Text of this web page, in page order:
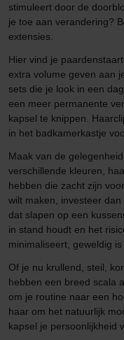
stimuleert door de
je toe aan verandering?
extensies.
Hier vind je
extra volume geven aan
sets die je look in een
een meer permanente
kapsel te knippen.
in het badkamerkastje
Maak van de
verschillende kleuren,
hebben die zacht zijn
wilt maken, investeer
dat slapen op een
in stand houdt en het
minimaliseert, geweldig
Of je nu krullend, steil,
hebben een breed scala
om je routine naar een
haar om het natuurlijk
kapsel je persoonlijkheid